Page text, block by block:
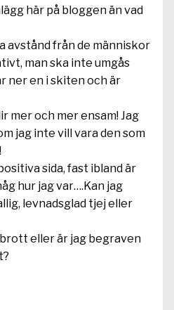
här på bloggen än vad
avstånd från de människor
man ska inte umgås
ner en i skiten och är
mer och mer ensam! Jag
jag inte vill vara den som
sida, fast ibland är
hur jag var….Kan jag
levnadsglad tjej eller
eller är jag begraven